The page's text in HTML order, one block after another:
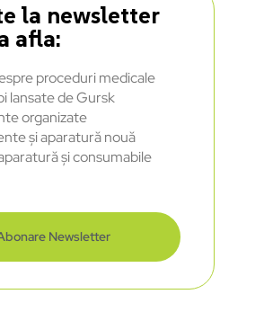
la newsletter
afla:
proceduri medicale
lansate de Gursk
organizate
și aparatură nouă
și consumabile
Newsletter